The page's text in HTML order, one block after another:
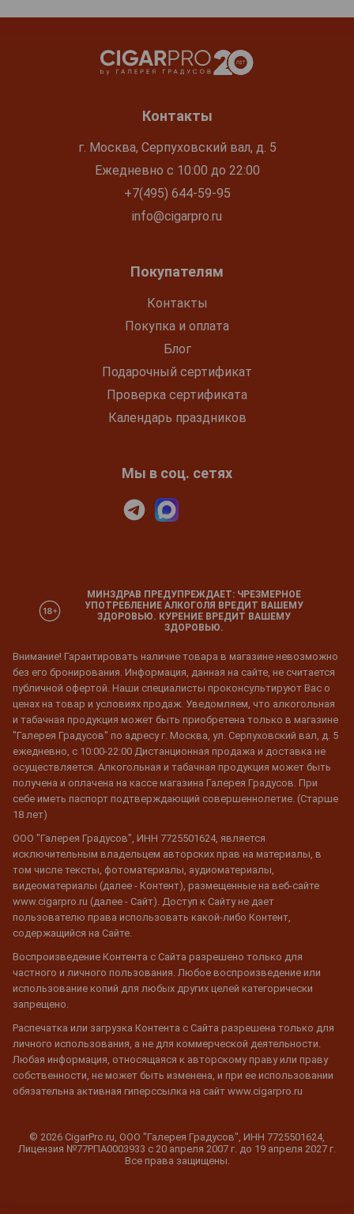
Контакты
г. Москва, Серпуховский вал, д. 5
Ежедневно с 10:00 до 22:00
+7(495) 644-59-95
info@cigarpro.ru
Покупателям
Контакты
Покупка и оплата
Блог
Подарочный сертификат
Проверка сертификата
Календарь праздников
Мы в соц. сетях
МИНЗДРАВ ПРЕДУПРЕЖДАЕТ: ЧРЕЗМЕРНОЕ
УПОТРЕБЛЕНИЕ АЛКОГОЛЯ ВРЕДИТ ВАШЕМУ
ЗДОРОВЬЮ. КУРЕНИЕ ВРЕДИТ ВАШЕМУ
ЗДОРОВЬЮ.
Внимание! Гарантировать наличие товара в магазине невозможно
без его бронирования. Информация, данная на сайте, не считается
публичной офертой. Наши специалисты проконсультируют Вас о
ценах на товар и условиях продаж. Уведомляем, что алкогольная
и табачная продукция может быть приобретена только в магазине
"Галерея Градусов" по адресу г. Москва, ул. Серпуховский вал, д. 5
ежедневно, с 10:00-22:00 Дистанционная продажа и доставка не
осуществляется. Алкогольная и табачная продукция может быть
получена и оплачена на кассе магазина Галерея Градусов. При
себе иметь паспорт подтверждающий совершеннолетие. (Старше
18 лет)
ООО "Галерея Градусов", ИНН 7725501624, является
исключительным владельцем авторских прав на материалы, в
том числе тексты, фотоматериалы, аудиоматериалы,
видеоматериалы (далее - Контент), размещенные на веб-сайте
www.cigarpro.ru (далее - Сайт). Доступ к Сайту не дает
пользователю права использовать какой-либо Контент,
содержащийся на Сайте.
Воспроизведение Контента с Сайта разрешено только для
частного и личного пользования. Любое воспроизведение или
использование копий для любых других целей категорически
запрещено.
Распечатка или загрузка Контента с Сайта разрешена только для
личного использования, а не для коммерческой деятельности.
Любая информация, относящаяся к авторскому праву или праву
собственности, не может быть изменена, и при ее использовании
обязательна активная гиперссылка на сайт www.cigarpro.ru
© 2026 CigarPro.ru, ООО "Галерея Градусов", ИНН 7725501624,
Лицензия №77РПА0003933 c 20 апреля 2007 г. до 19 апреля 2027 г.
Все права защищены.